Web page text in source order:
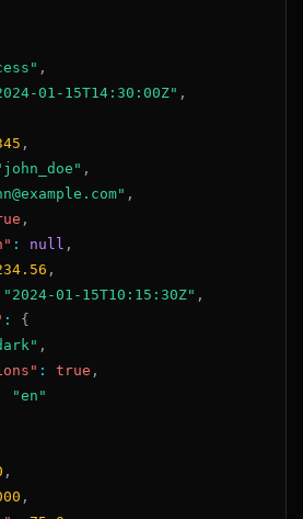
,
01-15T14:30:00Z" ,
,
,
,
,
: null ,
,
"2024-01-15T10:15:30Z" ,
:
{
,
: true ,
"en"
,
,